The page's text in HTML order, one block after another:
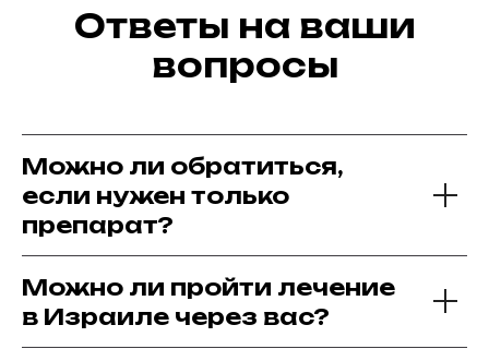
Ответы на ваши
вопросы
Можно ли обратиться,
если нужен только
препарат?
Можно ли пройти лечение
в Израиле через вас?